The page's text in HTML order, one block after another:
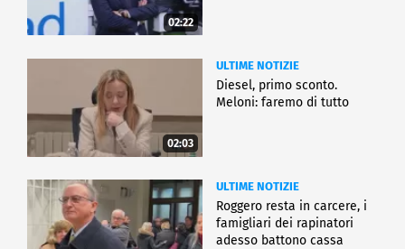
02:22
02:03
ULTIME NOTIZIE
Diesel, primo sconto.
Meloni: faremo di tutto
ULTIME NOTIZIE
Roggero resta in carcere, i
famigliari dei rapinatori
adesso battono cassa